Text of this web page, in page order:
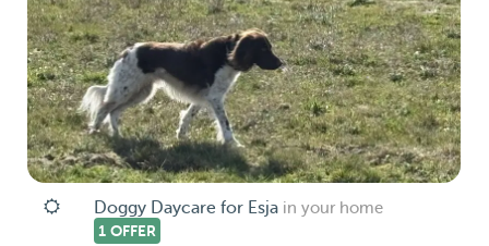
Doggy Daycare for Esja in your home
1 OFFER